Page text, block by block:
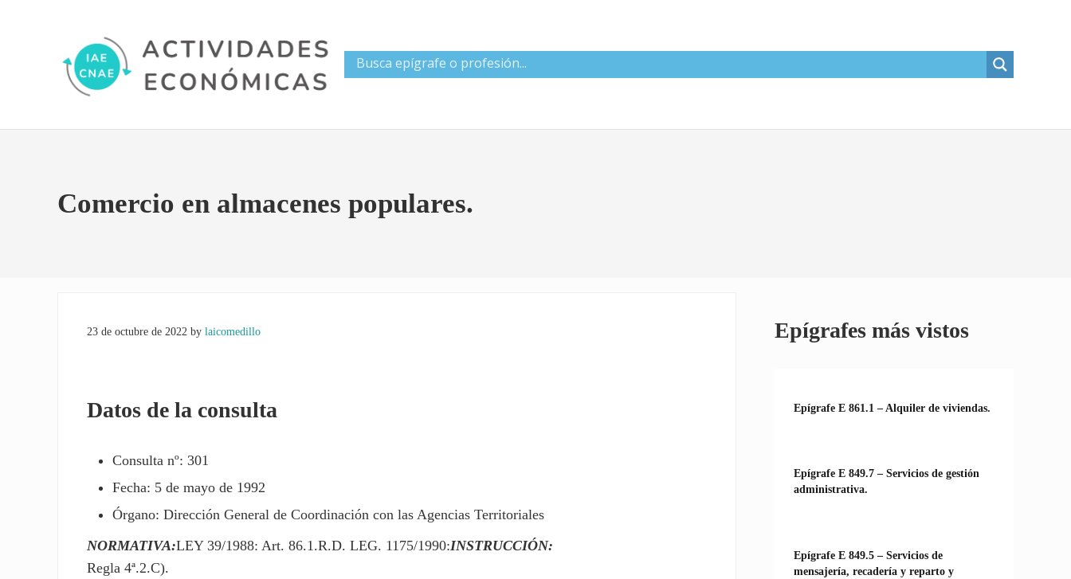
Comercio en almacenes populares.
23 de octubre de 2022 bylaicomedillo
Datos de la consulta
Consulta nº: 301
Fecha: 5 de mayo de 1992
Órgano: Dirección General de Coordinación con las Agencias Territoriales
NORMATIVA:LEY 39/1988: Art. 86.1.R.D. LEG. 1175/1990:INSTRUCCIÓN:
Regla 4ª.2.C).
Epígrafes más vistos
Epígrafe E 861.1 – Alquiler de viviendas.
Epígrafe E 849.7 – Servicios de gestión
administrativa.
Epígrafe E 849.5 – Servicios de
mensajería, recadería y reparto y